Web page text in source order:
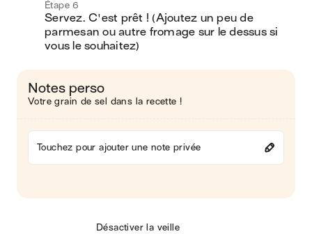
Étape 6
Servez. C'est prêt ! (Ajoutez un peu de
parmesan ou autre fromage sur le dessus si
vous le souhaitez)
Notes perso
Votre grain de sel dans la recette !
Touchez pour ajouter une note privée
Désactiver la veille